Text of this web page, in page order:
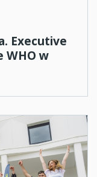
Executive
WHO w